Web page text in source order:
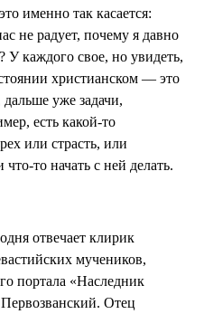
именно так касается:
не радует, почему я давно
У каждого свое, но увидеть,
христианском — это
уже задачи,
есть какой-то
или страсть, или
то начать с ней делать.
отвечает клирик
мучеников,
портала «Наследник
Отец